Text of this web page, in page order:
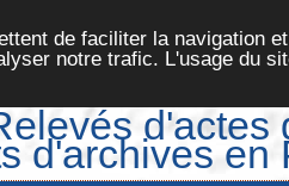
de faciliter la navigation
notre trafic. L'usage du
d'actes
d'archives en